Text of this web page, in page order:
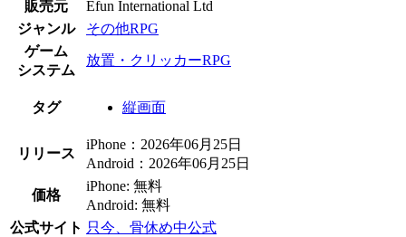
販売元
Efun International Ltd
ジャンル
その他RPG
ゲーム
システム
放置・クリッカーRPG
タグ 縦画面
リリース
iPhone：2026年06月25日
Android：2026年06月25日
価格
iPhone: 無料
Android: 無料
公式サイト 只今、骨休め中公式